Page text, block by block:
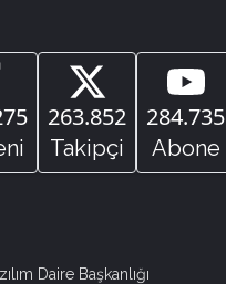
263.852
Takipçi
284.735
Abone
Daire Başkanlığı